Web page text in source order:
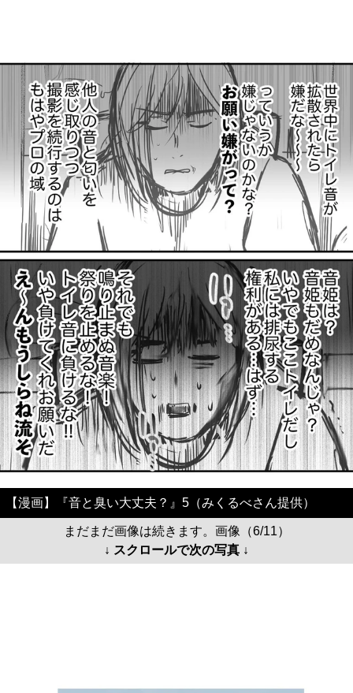
【漫画】『音と臭い大丈夫？』5（みくるべさん提供）
まだまだ画像は続きます。画像（6/11）
↓ スクロールで次の写真 ↓